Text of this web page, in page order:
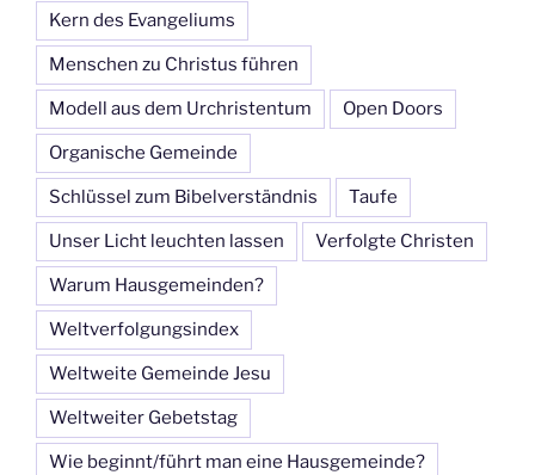
Kern des Evangeliums
Menschen zu Christus führen
Modell aus dem Urchristentum Open Doors
Organische Gemeinde
Schlüssel zum Bibelverständnis Taufe
Unser Licht leuchten lassen Verfolgte Christen
Warum Hausgemeinden?
Weltverfolgungsindex
Weltweite Gemeinde Jesu
Weltweiter Gebetstag
Wie beginnt/führt man eine Hausgemeinde?